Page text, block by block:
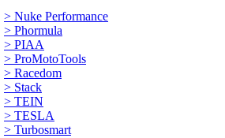
> Nuke Performance
> Phormula
> PIAA
> ProMotoTools
> Racedom
> Stack
> TEIN
> TESLA
> Turbosmart